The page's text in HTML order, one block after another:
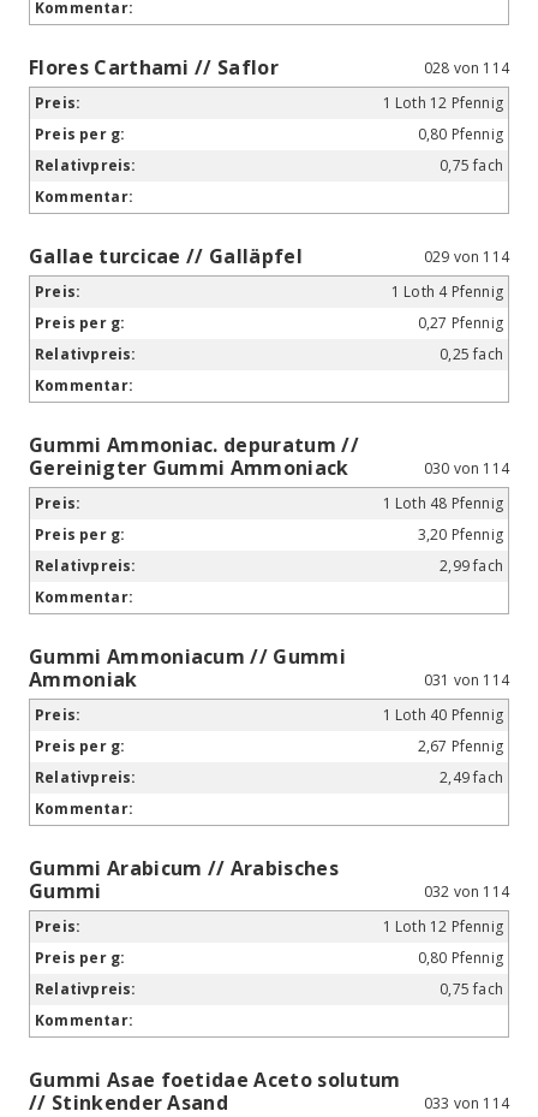
Flores Carthami // Saflor
028 von 114
1 Loth 12 Pfennig
0,80 Pfennig
0,75 fach
Gallae turcicae // Galläpfel
029 von 114
1 Loth 4 Pfennig
0,27 Pfennig
0,25 fach
Gummi Ammoniac. depuratum //
Gereinigter Gummi Ammoniack
030 von 114
1 Loth 48 Pfennig
3,20 Pfennig
2,99 fach
Gummi Ammoniacum // Gummi
Ammoniak
031 von 114
1 Loth 40 Pfennig
2,67 Pfennig
2,49 fach
Gummi Arabicum // Arabisches
Gummi
032 von 114
1 Loth 12 Pfennig
0,80 Pfennig
0,75 fach
Gummi Asae foetidae Aceto solutum
// Stinkender Asand
033 von 114